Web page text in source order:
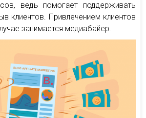
ведь помогает поддерживать
клиентов. Привлечением клиентов
занимается медиабайер.